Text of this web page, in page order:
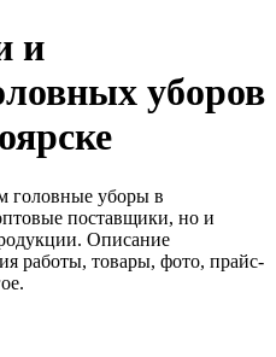
и
уборов
головные уборы в
поставщики, но и
Описание
работы, товары, фото, прайс-